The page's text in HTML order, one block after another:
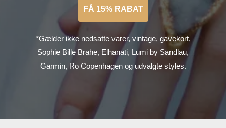
FÅ 15% RABAT
*Gælder ikke nedsatte varer, vintage, gavekort,
Sophie Bille Brahe, Elhanati, Lumi by Sandlau,
Garmin, Ro Copenhagen og udvalgte styles.